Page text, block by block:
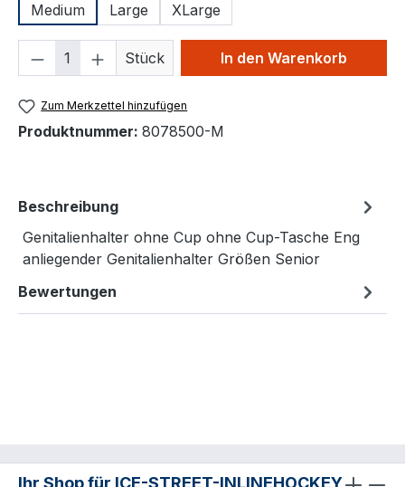
Medium
Large XLarge
Produkt Anzahl: Gib den
Stück In den Warenkorb
Zum Merkzettel hinzufügen
Produktnummer: 8078500-M
Beschreibung
Genitalienhalter ohne Cup ohne Cup-Tasche Eng
anliegender Genitalienhalter Größen Senior
Bewertungen